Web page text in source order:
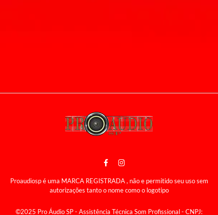
Proaudiosp é uma MARCA REGISTRADA , não e permitido seu uso sem
autorizações tanto o nome como o logotipo
©2025 Pro Áudio SP - Assistência Técnica Som Profissional - CNPJ: